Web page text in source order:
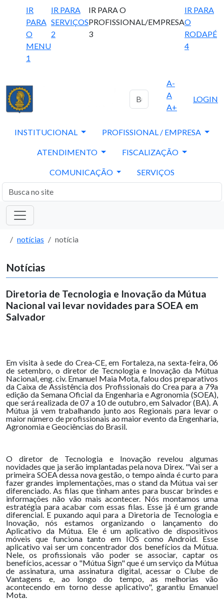
IR
PARA
O
MENU
1
IR PARA
SERVIÇOS
2
IR PARA O
PROFISSIONAL/EMPRESA
3
IR PARA
O
RODAPÉ
4
A-
A
A+
LOGIN
INSTITUCIONAL PROFISSIONAL / EMPRESA
ATENDIMENTO FISCALIZAÇÃO
COMUNICAÇÃO SERVIÇOS
notícias notícia
Notícias
Diretoria de Tecnologia e Inovação da Mútua
Nacional vai levar novidades para SOEA em
Salvador
Em visita à sede do Crea-CE, em Fortaleza, na sexta-feira, 06
de setembro, o diretor de Tecnologia e Inovação da Mútua
Nacional, eng. civ. Emanuel Maia Mota, falou dos preparativos
da Caixa de Assistência dos Profissionais do Crea para a 79a
edição da Semana Oficial da Engenharia e Agronomia (SOEA),
que será realizada de 07 a 10 de outubro, em Salvador (BA). A
Mútua já vem trabalhando junto aos Regionais para levar o
maior número de profissionais ao maior evento da Engenharia,
Agronomia e Geociências do Brasil.
O diretor de Tecnologia e Inovação revelou algumas
novidades que ja serão implantadas pela nova Direx. "Vai ser a
primeira SOEA dessa nova gestão, o tempo ainda é curto para
fazer grandes implementações, mas o stand da Mútua vai ser
diferenciado. As filas que tinham antes para buscar brindes e
informações não vão mais acontecer. Nós montamos uma
estratégia para acabar com essas filas. Esse já é um grande
diferencial. E puxando aqui para a Diretoria de Tecnologia e
Inovação, nós estamos organizando o lançamento do
Aplicativo da Mútua. Ele é um aplicativo de dispositivos
móveis que funciona tanto em IOS como Android. Esse
aplicativo vai ser um concentrador dos benefícios da Mútua.
Nele, os profissionais vão poder se associar, captar os
benefícios, acessar o "Mútua Sign" que é um serviço da Mútua
de assinatura, uma assinatura digital, acessar o Clube de
Vantagens e, ao longo do tempo, as melhorias vão
acontecendo em torno desse aplicativo", garantiu Emanuel
Mota.